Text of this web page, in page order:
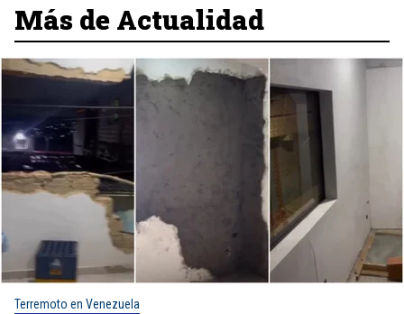
Más de Actualidad
Terremoto en Venezuela